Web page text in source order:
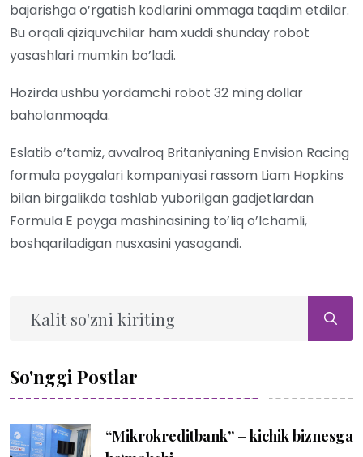
bajarishga o’rgatish kodlarini ommaga taqdim etdilar.
Bu orqali qiziquvchilar ham xuddi shunday robot
yasashlari mumkin bo’ladi.
Hozirda ushbu yordamchi robot 32 ming dollar
baholanmoqda.
Eslatib o’tamiz, avvalroq Britaniyaning Envision Racing
formula poygalari kompaniyasi rassom Liam Hopkins
bilan birgalikda tashlab yuborilgan gadjetlardan
Formula E poyga mashinasining to’liq o’lchamli,
boshqariladigan nusxasini yasagandi.
So'nggi Postlar
“Mikrokreditbank” – kichik biznesga